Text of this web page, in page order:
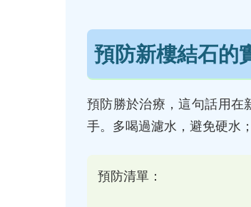
預防新樓結石的
預防勝於治療，這句話用在
手。多喝過濾水，避免硬水
預防清單：